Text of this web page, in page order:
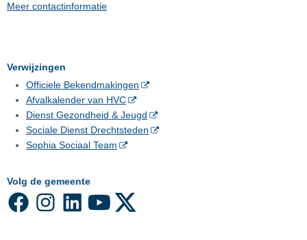
Meer contactinformatie
Verwijzingen
Officiele Bekendmakingen
Afvalkalender van HVC
Dienst Gezondheid & Jeugd
Sociale Dienst Drechtsteden
Sophia Sociaal Team
Volg de gemeente